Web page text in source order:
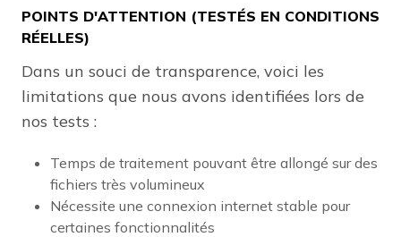
POINTS D'ATTENTION (TESTÉS EN CONDITIONS
RÉELLES)
Dans un souci de transparence, voici les
limitations que nous avons identifiées lors de
nos tests :
Temps de traitement pouvant être allongé sur des
fichiers très volumineux
Nécessite une connexion internet stable pour
certaines fonctionnalités